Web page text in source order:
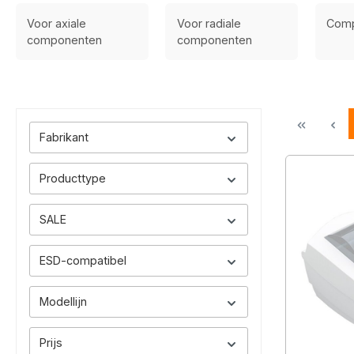
Voor axiale
componenten
Voor radiale
componenten
Fabrikant
Producttype
SALE
ESD-compatibel
Modellijn
Prijs